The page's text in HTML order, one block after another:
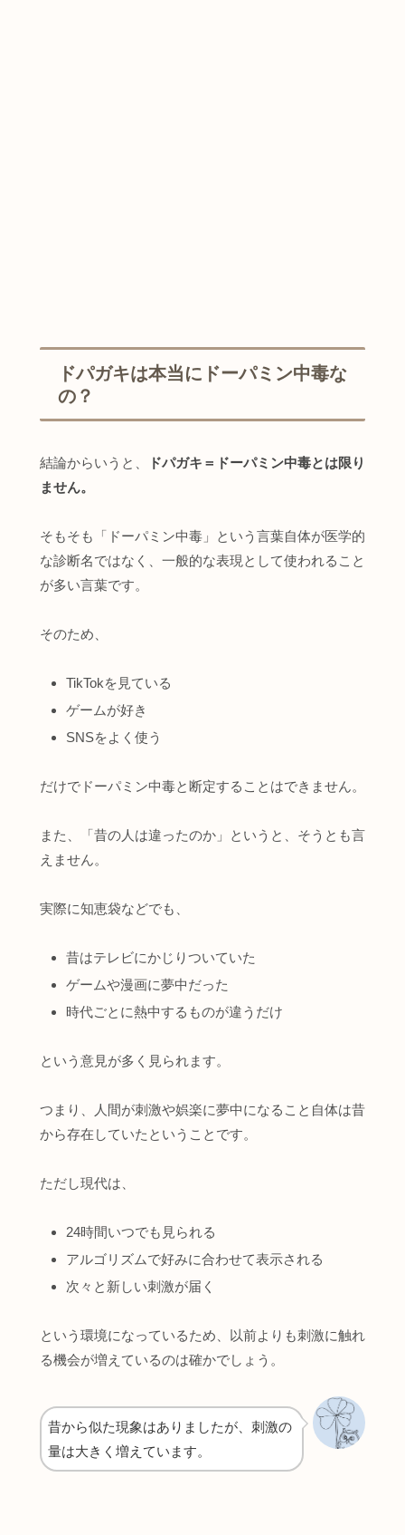
ドパガキは本当にドーパミン中毒な
の？
結論からいうと、
ドパガキ＝ドーパミン中毒とは限り
ません。
そもそも「ドーパミン中毒」という言葉自体が医学的
な診断名ではなく、一般的な表現として使われること
が多い言葉です。
そのため、
TikTokを見ている
ゲームが好き
SNSをよく使う
だけでドーパミン中毒と断定することはできません。
また、「昔の人は違ったのか」というと、そうとも言
えません。
実際に知恵袋などでも、
昔はテレビにかじりついていた
ゲームや漫画に夢中だった
時代ごとに熱中するものが違うだけ
という意見が多く見られます。
つまり、人間が刺激や娯楽に夢中になること自体は昔
から存在していたということです。
ただし現代は、
24時間いつでも見られる
アルゴリズムで好みに合わせて表示される
次々と新しい刺激が届く
という環境になっているため、以前よりも刺激に触れ
る機会が増えているのは確かでしょう。
昔から似た現象はありましたが、刺激の
量は大きく増えています。